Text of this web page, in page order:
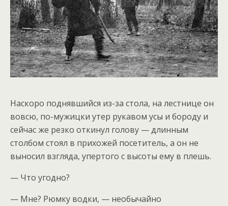
Наскоро поднявшийся из-за стола, на лестнице он
вовсю, по-мужицки утер рукавом усы и бороду и
сейчас же резко откинул голову — длинным
столбом стоял в прихожей посетитель, а он не
выносил взгляда, упертого с высоты ему в плешь.
— Что угодно?
— Мне? Рюмку водки, — необычайно